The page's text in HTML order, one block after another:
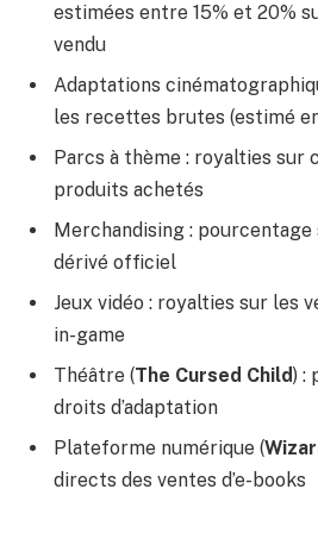
estimées entre 15% et 20%
vendu
Adaptations
les recettes brutes (estimé
Parcs à thème : royalties sur
produits achetés
Merchandising :
dérivé officiel
Jeux vidéo : royalties sur les
in-game
Théâtre (The Cursed Child) :
droits d’adaptation
Plateforme numérique (
directs des ventes d’e-books